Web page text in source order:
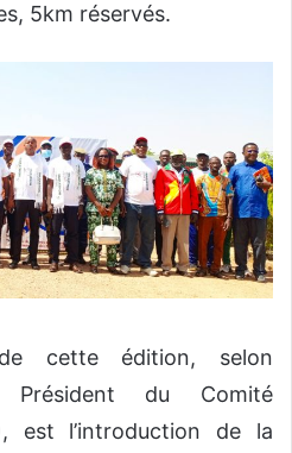
5km réservés.
de cette édition, selon
Président du Comité
est l’introduction de la